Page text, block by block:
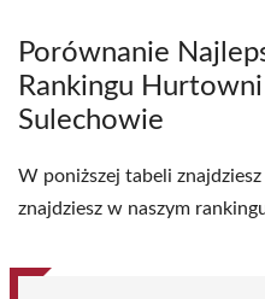
Porównanie
Rankingu
Sulechowie
W poniższej tabeli
znajdziesz w naszym